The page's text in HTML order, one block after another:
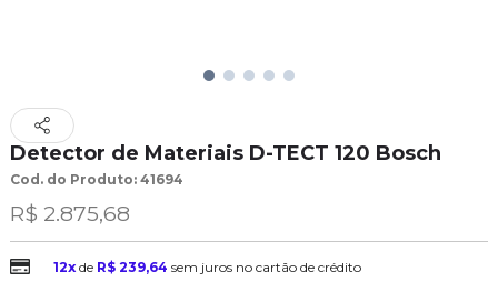
Detector de Materiais D-TECT 120 Bosch
Cod. do Produto: 41694
R$ 2.875,68
12xde R$ 239,64 sem juros no cartão de crédito